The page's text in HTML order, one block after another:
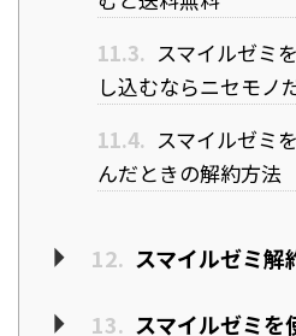
11.3. スマイルゼミ
し込むならニセモノ
11.4. スマイルゼミ
んだときの解約方法
12. スマイルゼミ解
13. スマイルゼミを